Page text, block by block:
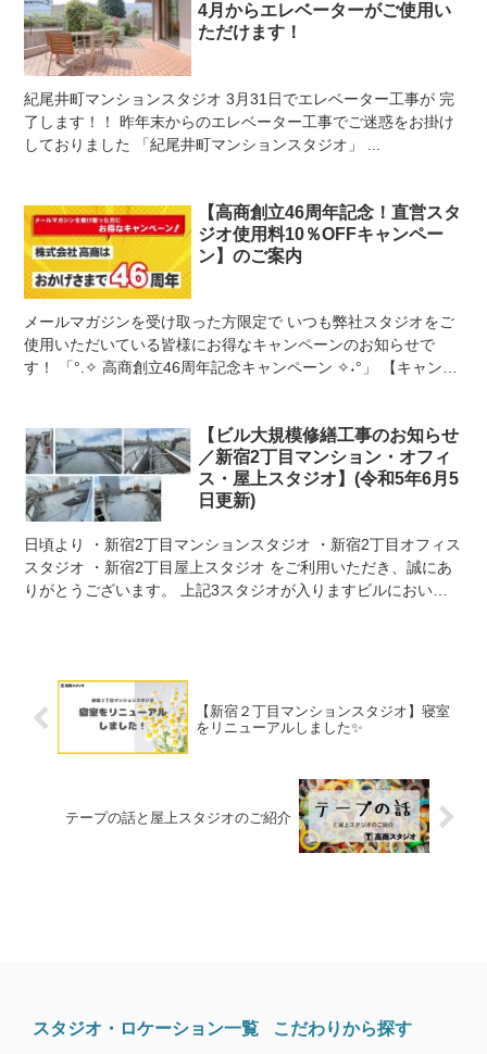
4月からエレベーターがご使用い
ただけます！
紀尾井町マンションスタジオ 3月31日でエレベーター工事が 完
了します！！ 昨年末からのエレベーター工事でご迷惑をお掛け
しておりました 「紀尾井町マンションスタジオ」 ...
【高商創立46周年記念！直営スタ
ジオ使用料10％OFFキャンペー
ン】のご案内
メールマガジンを受け取った方限定で いつも弊社スタジオをご
使用いただいている皆様にお得なキャンペーンのお知らせで
す！ 「°.✧ 高商創立46周年記念キャンペーン ✧˖°」 【キャンペ
【ビル大規模修繕工事のお知らせ
／新宿2丁目マンション・オフィ
ス・屋上スタジオ】(令和5年6月5
日更新)
日頃より ・新宿2丁目マンションスタジオ ・新宿2丁目オフィス
スタジオ ・新宿2丁目屋上スタジオ をご利用いただき、誠にあ
りがとうございます。 上記3スタジオが入りますビルにおいて
【新宿２丁目マンションスタジオ】寝室
をリニューアルしました✨
テープの話と屋上スタジオのご紹介
スタジオ・ロケーション一覧 こだわりから探す